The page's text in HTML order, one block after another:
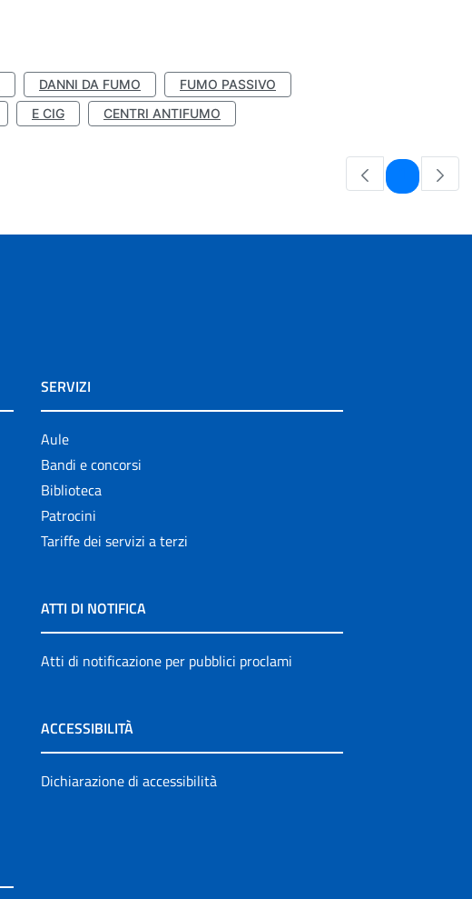
DANNI DA FUMO
FUMO PASSIVO
E CIG CENTRI ANTIFUMO
Pagina
SERVIZI
Aule
Bandi e concorsi
Biblioteca
Patrocini
Tariffe dei servizi a terzi
ATTI DI NOTIFICA
Atti di notificazione per pubblici proclami
ACCESSIBILITÀ
Dichiarazione di accessibilità